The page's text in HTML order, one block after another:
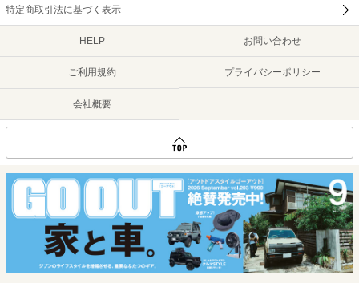
特定商取引法に基づく表示
HELP お問い合わせ
ご利用規約 プライバシーポリシー
会社概要